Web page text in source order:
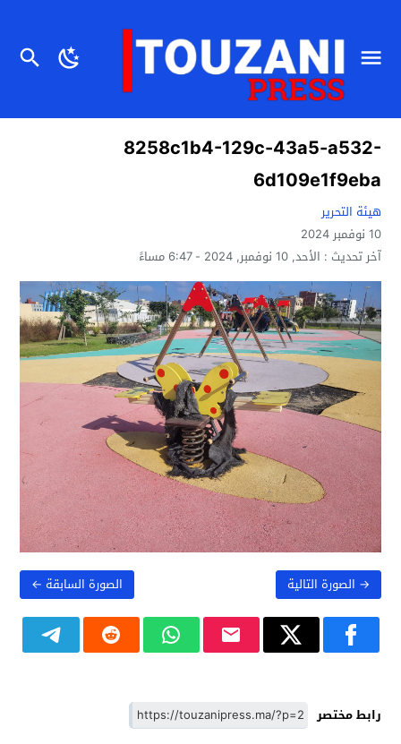
8258c1b4-129c-43a5-a532-
6d109e1f9eba
هيئة التحرير
10 نوفمبر 2024
آخر تحديث : الأحد, 10 نوفمبر, 2024 - 6:47 مساءً
الصورة السابقة ← → الصورة التالية
رابط مختصر